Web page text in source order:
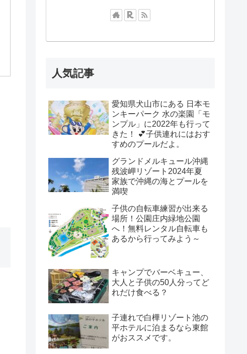
人気記事
愛知県犬山市にある 日本モ
ンキーパーク 水の楽園「モ
ンプル」に2022年も行って
きた！ 💕子供連れにはおす
すめのプールだよ。
グランドメルキュール沖縄
残波岬リゾート2024年夏
家族で沖縄の海とプールを
満喫
子供の自転車練習が出来る
場所！公園庄内緑地公園
へ！無料レンタル自転車も
あるから行ってみよう～
キャンプでバーベキュー、
大人と子供の50人分ってど
れだけ食べる？
子連れで白樺リゾート池の
平ホテルに泊まるなら東館
がおススメです。